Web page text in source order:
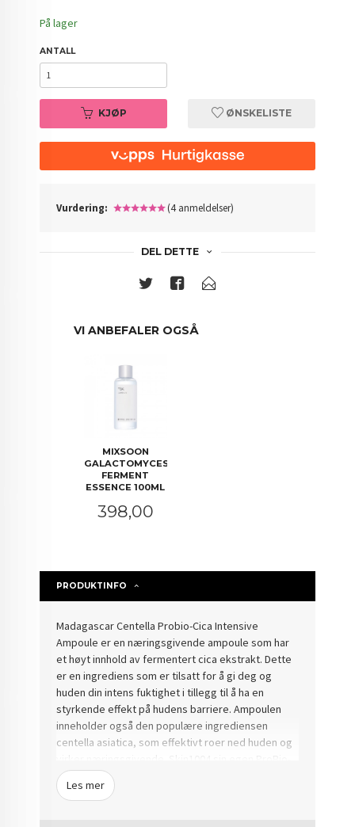
På lager
ANTALL
KJØP ØNSKELISTE
Vurdering: (4 anmeldelser)
DEL DETTE
VI ANBEFALER OGSÅ
MIXSOON
GALACTOMYCES
FERMENT
ESSENCE 100ML
Pris
398,00
PRODUKTINFO
Madagascar Centella Probio-Cica Intensive
Ampoule er en næringsgivende ampoule som har
et høyt innhold av fermentert cica ekstrakt. Dette
er en ingrediens som er tilsatt for å gi deg og
huden din intens fuktighet i tillegg til å ha en
styrkende effekt på hudens barriere. Ampoulen
inneholder også den populære ingrediensen
centella asiatica, som effektivt roer ned huden og
Cica, vil ha en behandlende effekt på en svak og
sensitiv hudbarriere og sammen vil de kunne
Les mer